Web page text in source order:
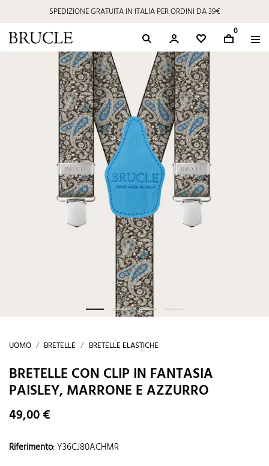
SPEDIZIONE GRATUITA IN ITALIA PER ORDINI DA 39€
0
UOMO BRETELLE BRETELLE ELASTICHE
BRETELLE CON CLIP IN FANTASIA
PAISLEY, MARRONE E AZZURRO
49,00 €
Riferimento:Y36CJ80ACHMR